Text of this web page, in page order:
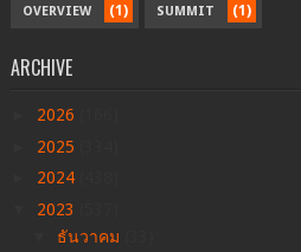
OVERVIEW (1) SUMMIT (1)
ARCHIVE
2026
2025
2024
2023
ธันวาคม